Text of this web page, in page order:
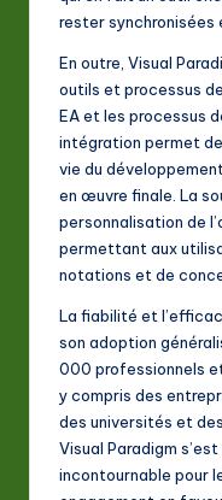
rester synchronisées
En outre, Visual
outils et processus
EA et les processus
intégration permet
vie du
en œuvre finale. La
personnalisation de
permettant aux
notations et de
La fiabilité et
son adoption
000 professionnels
y compris des
des universités et
Visual Paradigm
incontournable pour